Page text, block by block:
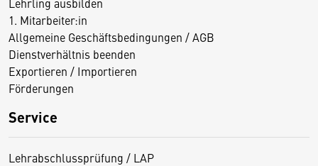
1. Mitarbeiter:in
Allgemeine Geschäftsbedingungen / AGB
Dienstverhältnis beenden
Exportieren / Importieren
Förderungen
Service
Lehrabschlussprüfung / LAP